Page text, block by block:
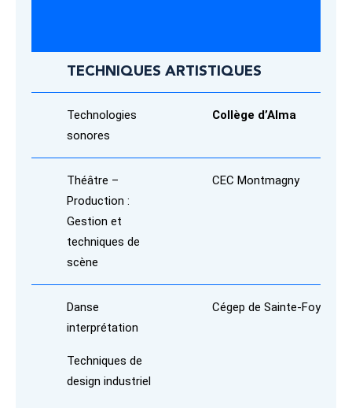
TECHNIQUES ARTISTIQUES
Technologies
sonores
Collège d’Alma
Théâtre –
Production :
Gestion et
techniques de
scène
CEC Montmagny
Danse
interprétation
Techniques de
design industriel
Cégep de Sainte-Foy